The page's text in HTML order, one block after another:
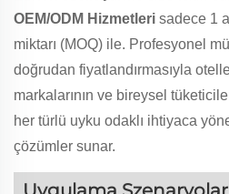
OEM/ODM Hizmetleri sadece 1
miktarı (MOQ) ile. Profesyonel
doğrudan fiyatlandırmasıyla
markalarının ve bireysel
her türlü uyku odaklı ihtiyaca
çözümler sunar.